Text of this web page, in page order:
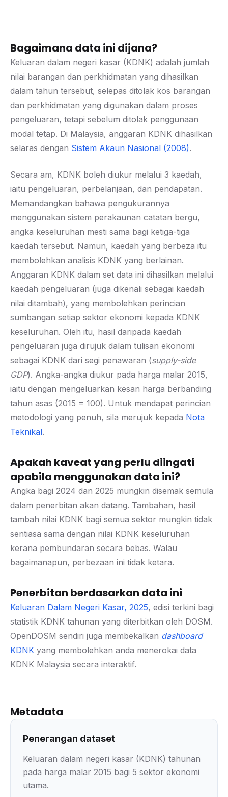
Bagaimana data ini dijana?
Keluaran dalam negeri kasar (KDNK) adalah jumlah
nilai barangan dan perkhidmatan yang dihasilkan
dalam tahun tersebut, selepas ditolak kos barangan
dan perkhidmatan yang digunakan dalam proses
pengeluaran, tetapi sebelum ditolak penggunaan
modal tetap. Di Malaysia, anggaran KDNK dihasilkan
selaras dengan Sistem Akaun Nasional (2008).
Secara am, KDNK boleh diukur melalui 3 kaedah,
iaitu pengeluaran, perbelanjaan, dan pendapatan.
Memandangkan bahawa pengukurannya
menggunakan sistem perakaunan catatan bergu,
angka keseluruhan mesti sama bagi ketiga-tiga
kaedah tersebut. Namun, kaedah yang berbeza itu
membolehkan analisis KDNK yang berlainan.
Anggaran KDNK dalam set data ini dihasilkan melalui
kaedah pengeluaran (juga dikenali sebagai kaedah
nilai ditambah), yang membolehkan perincian
sumbangan setiap sektor ekonomi kepada KDNK
keseluruhan. Oleh itu, hasil daripada kaedah
pengeluaran juga dirujuk dalam tulisan ekonomi
sebagai KDNK dari segi penawaran (supply-side
GDP). Angka-angka diukur pada harga malar 2015,
iaitu dengan mengeluarkan kesan harga berbanding
tahun asas (2015 = 100). Untuk mendapat perincian
metodologi yang penuh, sila merujuk kepada Nota
Teknikal.
Apakah kaveat yang perlu diingati
apabila menggunakan data ini?
Angka bagi 2024 dan 2025 mungkin disemak semula
dalam penerbitan akan datang. Tambahan, hasil
tambah nilai KDNK bagi semua sektor mungkin tidak
sentiasa sama dengan nilai KDNK keseluruhan
kerana pembundaran secara bebas. Walau
bagaimanapun, perbezaan ini tidak ketara.
Penerbitan berdasarkan data ini
Keluaran Dalam Negeri Kasar, 2025, edisi terkini bagi
statistik KDNK tahunan yang diterbitkan oleh DOSM.
OpenDOSM sendiri juga membekalkan dashboard
KDNK yang membolehkan anda menerokai data
KDNK Malaysia secara interaktif.
Metadata
Penerangan dataset
Keluaran dalam negeri kasar (KDNK) tahunan
pada harga malar 2015 bagi 5 sektor ekonomi
utama.